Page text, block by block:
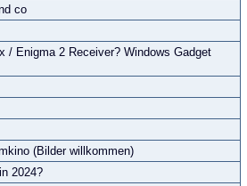
co
/ Enigma 2 Receiver? Windows Gadget
(Bilder willkommen)
2024?